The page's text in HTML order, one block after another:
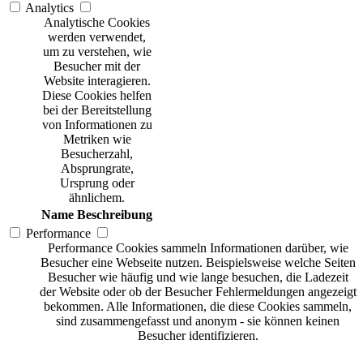
Analytics
Analytische Cookies
werden verwendet,
um zu verstehen, wie
Besucher mit der
Website interagieren.
Diese Cookies helfen
bei der Bereitstellung
von Informationen zu
Metriken wie
Besucherzahl,
Absprungrate,
Ursprung oder
ähnlichem.
Name Beschreibung
Performance
Performance Cookies sammeln Informationen darüber, wie
Besucher eine Webseite nutzen. Beispielsweise welche Seiten
Besucher wie häufig und wie lange besuchen, die Ladezeit
der Website oder ob der Besucher Fehlermeldungen angezeigt
bekommen. Alle Informationen, die diese Cookies sammeln,
sind zusammengefasst und anonym - sie können keinen
Besucher identifizieren.